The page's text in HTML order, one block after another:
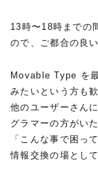
13時〜18時までの
ので、ご都合の良
Movable Type を
みたいという方も
他のユーザーさん
グラマーの方がい
「こんな事で困っ
情報交換の場とし